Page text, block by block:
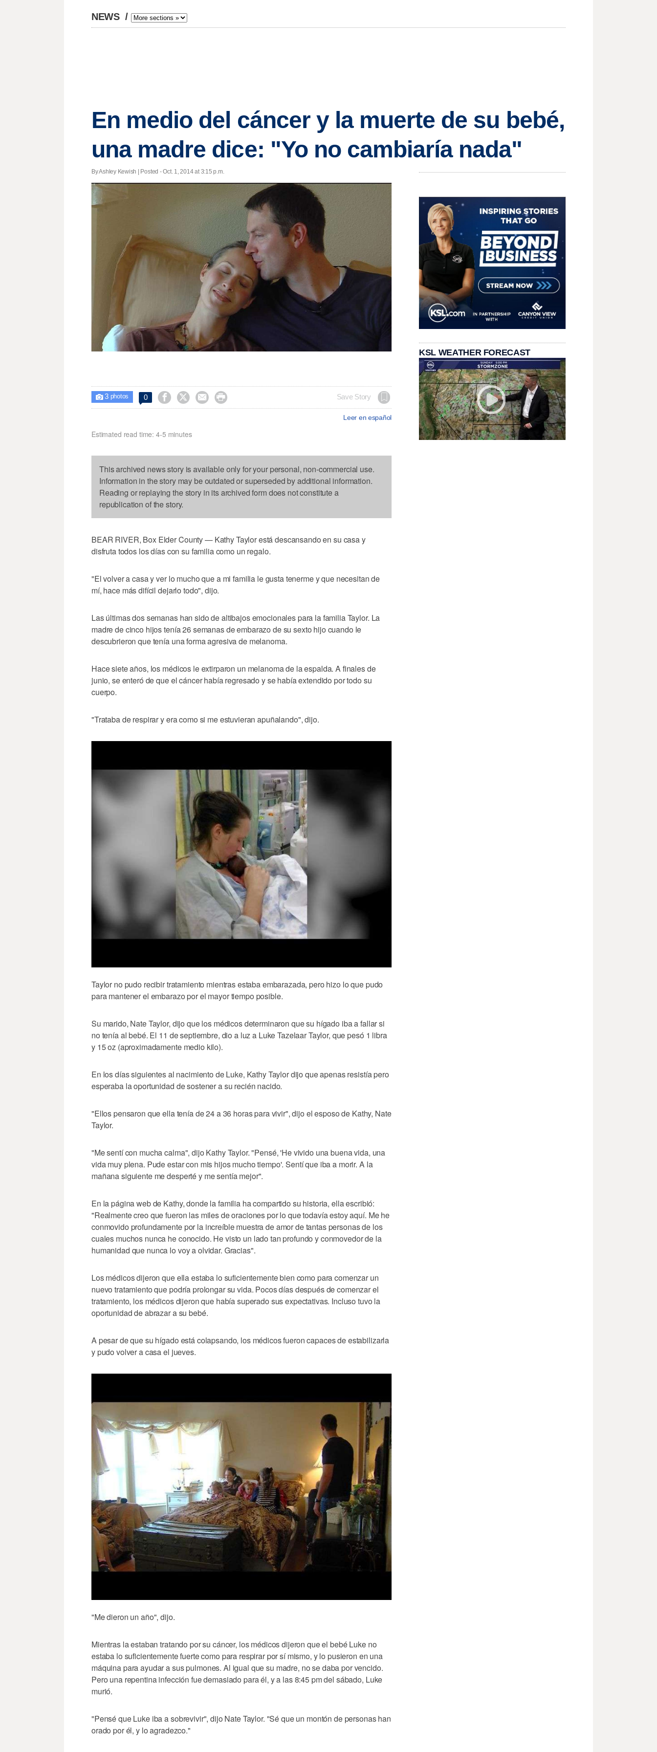
NEWS /
En medio del cáncer y la muerte de su bebé,
una madre dice: "Yo no cambiaría nada"
By Ashley Kewish | Posted - Oct. 1, 2014 at 3:15 p.m.
 3photos 0     Save Story
Leer en español
Estimated read time: 4-5 minutes
This archived news story is available only for your personal, non-commercial use.
Information in the story may be outdated or superseded by additional information.
Reading or replaying the story in its archived form does not constitute a
republication of the story.
BEAR RIVER, Box Elder County — Kathy Taylor está descansando en su casa y
disfruta todos los días con su familia como un regalo.
"El volver a casa y ver lo mucho que a mi familia le gusta tenerme y que necesitan de
mí, hace más difícil dejarlo todo", dijo.
Las últimas dos semanas han sido de altibajos emocionales para la familia Taylor. La
madre de cinco hijos tenía 26 semanas de embarazo de su sexto hijo cuando le
descubrieron que tenía una forma agresiva de melanoma.
Hace siete años, los médicos le extirparon un melanoma de la espalda. A finales de
junio, se enteró de que el cáncer había regresado y se había extendido por todo su
cuerpo.
"Trataba de respirar y era como si me estuvieran apuñalando", dijo.
Taylor no pudo recibir tratamiento mientras estaba embarazada, pero hizo lo que pudo
para mantener el embarazo por el mayor tiempo posible.
Su marido, Nate Taylor, dijo que los médicos determinaron que su hígado iba a fallar si
no tenía al bebé. El 11 de septiembre, dio a luz a Luke Tazelaar Taylor, que pesó 1 libra
y 15 oz (aproximadamente medio kilo).
En los días siguientes al nacimiento de Luke, Kathy Taylor dijo que apenas resistía pero
esperaba la oportunidad de sostener a su recién nacido.
"Ellos pensaron que ella tenía de 24 a 36 horas para vivir", dijo el esposo de Kathy, Nate
Taylor.
"Me sentí con mucha calma", dijo Kathy Taylor. "Pensé, 'He vivido una buena vida, una
vida muy plena. Pude estar con mis hijos mucho tiempo'. Sentí que iba a morir. A la
mañana siguiente me desperté y me sentía mejor".
En la página web de Kathy, donde la familia ha compartido su historia, ella escribió:
"Realmente creo que fueron las miles de oraciones por lo que todavía estoy aquí. Me he
conmovido profundamente por la increíble muestra de amor de tantas personas de los
cuales muchos nunca he conocido. He visto un lado tan profundo y conmovedor de la
humanidad que nunca lo voy a olvidar. Gracias".
Los médicos dijeron que ella estaba lo suficientemente bien como para comenzar un
nuevo tratamiento que podría prolongar su vida. Pocos días después de comenzar el
tratamiento, los médicos dijeron que había superado sus expectativas. Incluso tuvo la
oportunidad de abrazar a su bebé.
A pesar de que su hígado está colapsando, los médicos fueron capaces de estabilizarla
y pudo volver a casa el jueves.
"Me dieron un año", dijo.
Mientras la estaban tratando por su cáncer, los médicos dijeron que el bebé Luke no
estaba lo suficientemente fuerte como para respirar por sí mismo, y lo pusieron en una
máquina para ayudar a sus pulmones. Al igual que su madre, no se daba por vencido.
Pero una repentina infección fue demasiado para él, y a las 8:45 pm del sábado, Luke
murió.
"Pensé que Luke iba a sobrevivir", dijo Nate Taylor. "Sé que un montón de personas han
orado por él, y lo agradezco."
KSL WEATHER FORECAST